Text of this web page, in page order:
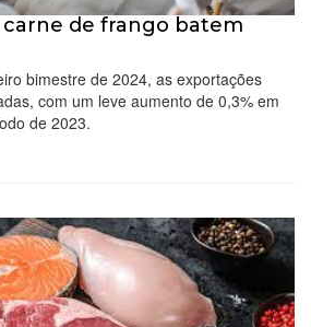
carne de frango batem
bimestre de 2024, as exportações
com um leve aumento de 0,3% em
de 2023.